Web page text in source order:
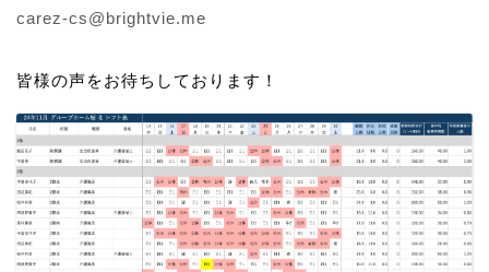
carez-cs@brightvie.me
皆様の声をお待ちしております！